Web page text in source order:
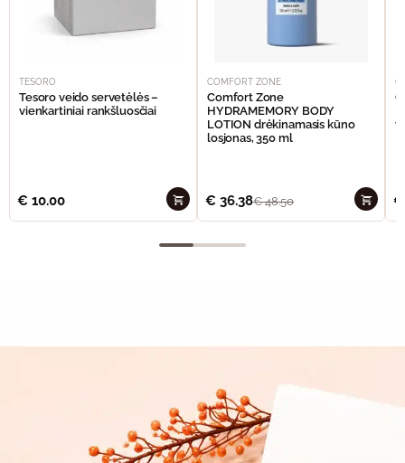
TESORO
Tesoro veido servetėlės –
vienkartiniai rankšluosčiai
€ 10.00
COMFORT ZONE
Comfort Zone
HYDRAMEMORY BODY
LOTION drėkinamasis kūno
losjonas, 350 ml
€ 36.38€48.50 €